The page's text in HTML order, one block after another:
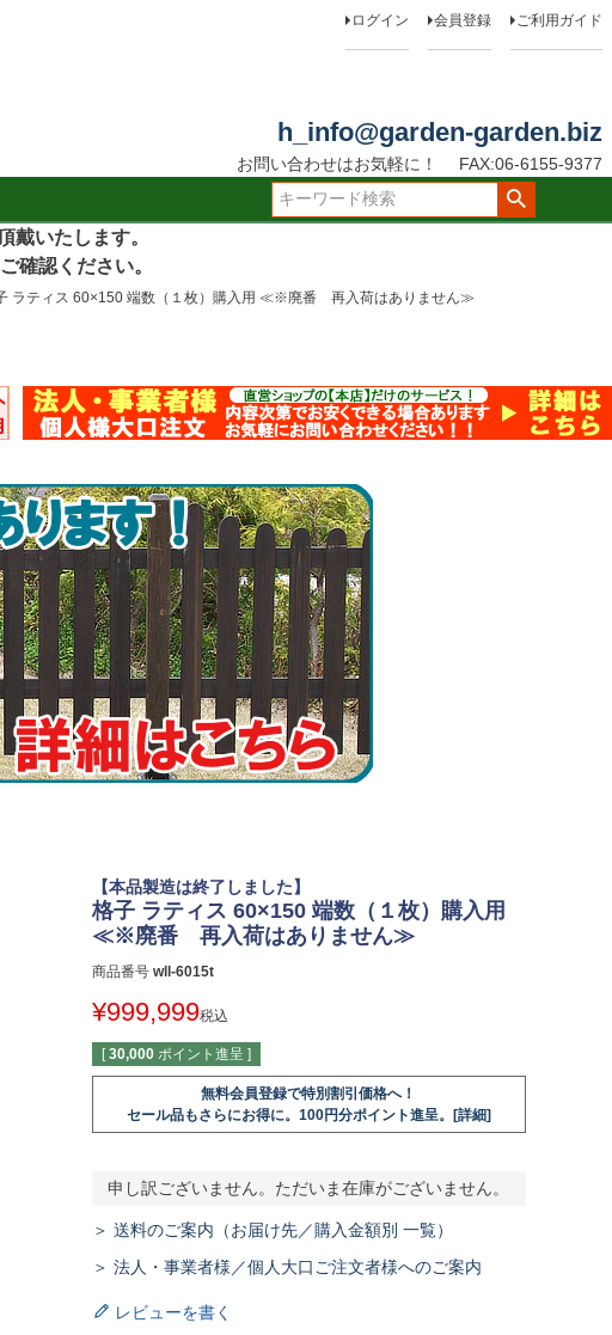
ログイン 会員登録 ご利用ガイド
h_info@garden-garden.biz
お問い合わせはお気軽に！
FAX:06-6155-9377
戴いたします。
認ください。
ラティス 60×150 端数（１枚）購入用 ≪※廃番 再入荷はありません≫
【本品製造は終了しました】
格子 ラティス 60×150 端数（１枚）購入用
≪※廃番 再入荷はありません≫
商品番号 wll-6015t
¥999,999税込
[ 30,000 ポイント進呈 ]
無料会員登録で特別割引価格へ！
セール品もさらにお得に。100円分ポイント進呈。[詳細]
申し訳ございません。ただいま在庫がございません。
＞ 送料のご案内（お届け先／購入金額別 一覧）
＞ 法人・事業者様／個人大口ご注文者様へのご案内
レビューを書く